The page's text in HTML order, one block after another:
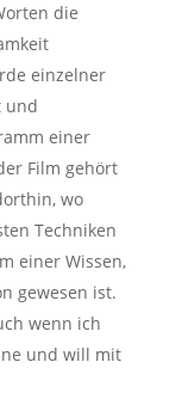
die
einzelner
und
einer
Film gehört
wo
Techniken
einer Wissen,
gewesen ist.
wenn ich
und will mit